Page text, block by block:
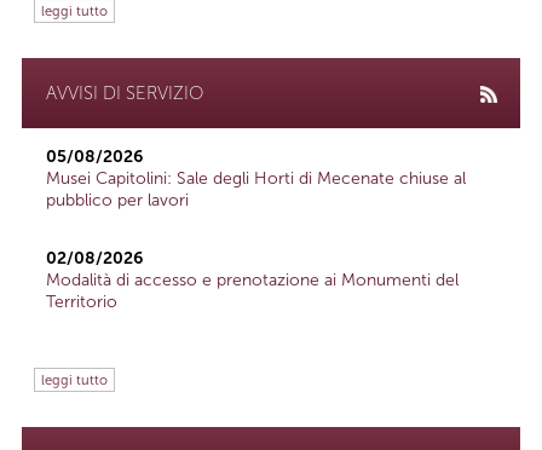
leggi tutto
AVVISI DI SERVIZIO
05/08/2026
Musei Capitolini: Sale degli Horti di Mecenate chiuse al
pubblico per lavori
02/08/2026
Modalità di accesso e prenotazione ai Monumenti del
Territorio
leggi tutto